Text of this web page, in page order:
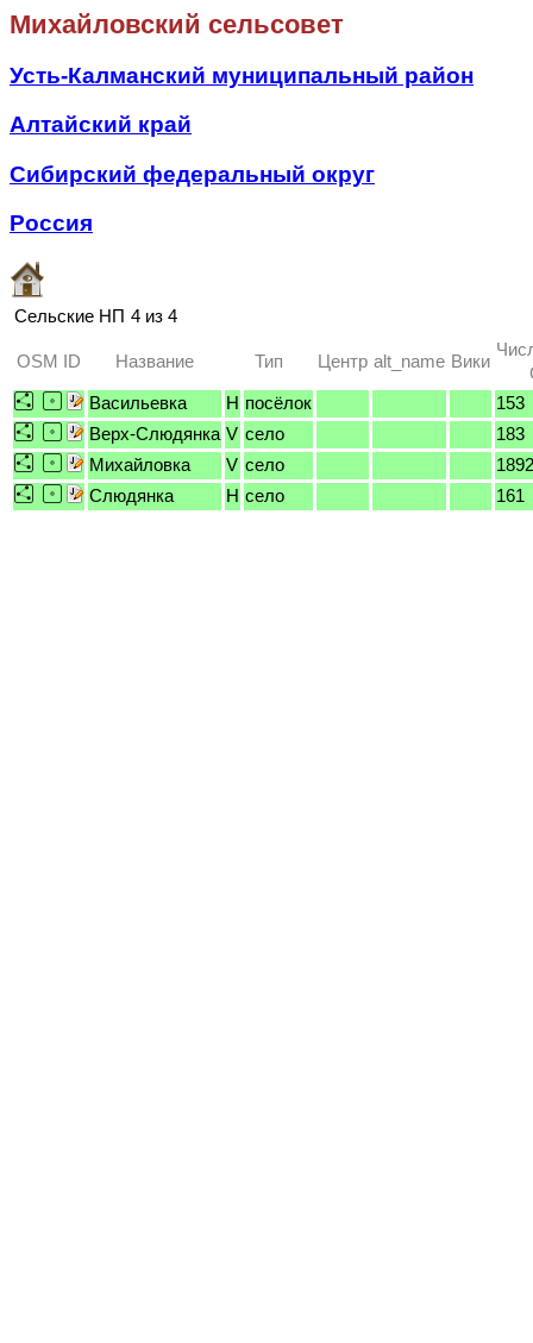
Михайловский сельсовет
Усть-Калманский муниципальный район
Алтайский край
Сибирский федеральный округ
Россия
Сельские НП 4 из 4
OSM ID Название Тип Центр alt_name Вики
Васильевка
H посёлок
153
Верх-Слюдянка V село
183
Михайловка
V село
1892
Слюдянка
H село 161